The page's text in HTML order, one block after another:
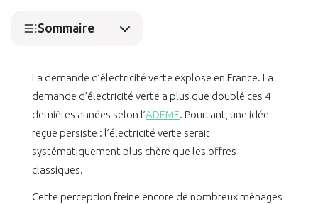
Sommaire
La demande d’électricité verte explose en France. La
demande d’électricité verte a plus que doublé ces 4
dernières années selon l’ADEME. Pourtant, une idée
reçue persiste : l’électricité verte serait
systématiquement plus chère que les offres
classiques.
Cette perception freine encore de nombreux ménages